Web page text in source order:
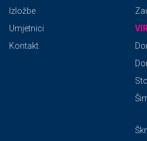
Izložbe
Umjetnici
Kontakt